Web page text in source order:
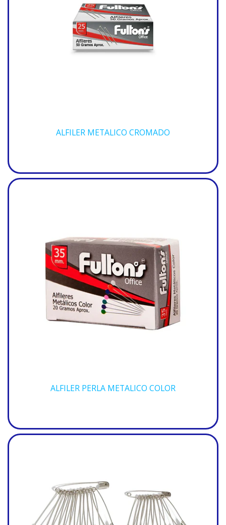
ALFILER METALICO CROMADO
ALFILER PERLA METALICO COLOR